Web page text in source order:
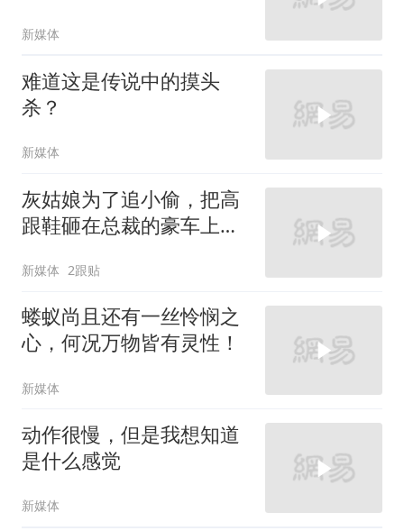
新媒体
难道这是传说中的摸头
杀？
新媒体
灰姑娘为了追小偷，把高
跟鞋砸在总裁的豪车上，
新媒体 2跟贴
蝼蚁尚且还有一丝怜悯之
心，何况万物皆有灵性！
新媒体
动作很慢，但是我想知道
是什么感觉
新媒体